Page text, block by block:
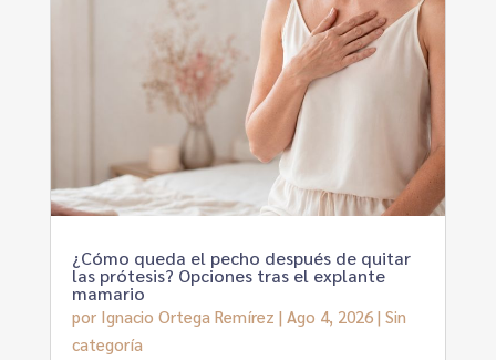
¿Cómo queda el pecho después de quitar
las prótesis? Opciones tras el explante
mamario
por Ignacio Ortega Remírez | Ago 4, 2026| Sin
categoría